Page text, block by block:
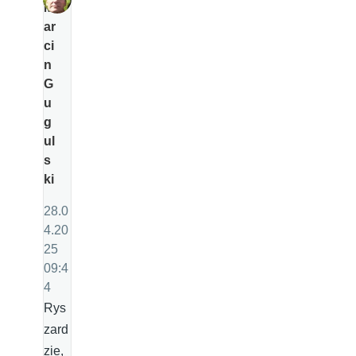
M
ar
ci
n
G
u
g
ul
s
ki
28.0
4.20
25
09:4
4
Rys
zard
zie,